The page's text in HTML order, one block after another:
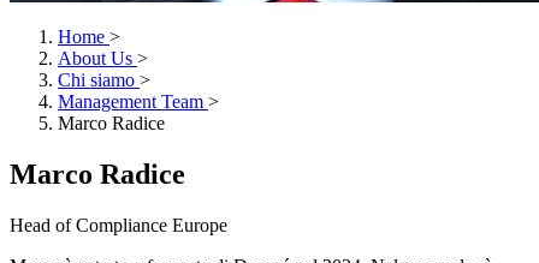
Home >
About Us >
Chi siamo >
Management Team >
Marco Radice
Marco Radice
Head of Compliance Europe